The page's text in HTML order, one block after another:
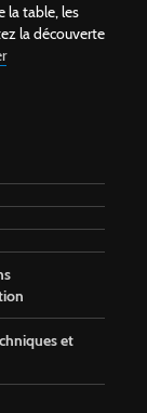
la table, les
la découverte
et